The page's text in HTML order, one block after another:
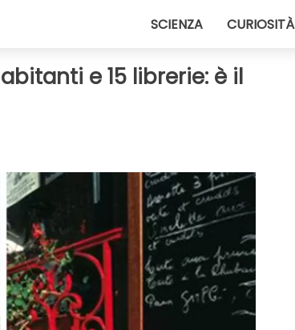
SCIENZA CURIOSITÀ
e 15 librerie: è il